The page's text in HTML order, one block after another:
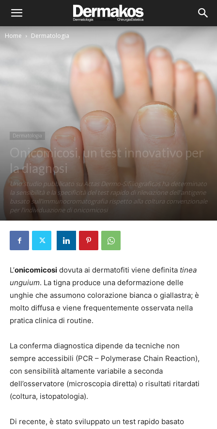
Home Dermatologia
Dermatologia
Onicomicosi, un test innovativo per
la diagnosi
Uno studio pubblicato su Actas Dermo-Sifiliograficas ha determinato
la sensibilità e la specificità del test rapido di rilevazione dell'antigene
basato sull’immunocromatografia rispetto alla coltura convenzionale
per l’individuazione di onicomicosi
Di Elena D'Alessandri - 18 Dicembre 2024
L’onicomicosi dovuta ai dermatofiti viene definita tinea
unguium. La tigna produce una deformazione delle
unghie che assumono colorazione bianca o giallastra; è
molto diffusa e viene frequentemente osservata nella
pratica clinica di routine.
La conferma diagnostica dipende da tecniche non
sempre accessibili (PCR – Polymerase Chain Reaction),
con sensibilità altamente variabile a seconda
dell’osservatore (microscopia diretta) o risultati ritardati
(coltura, istopatologia).
Di recente, è stato sviluppato un test rapido basato